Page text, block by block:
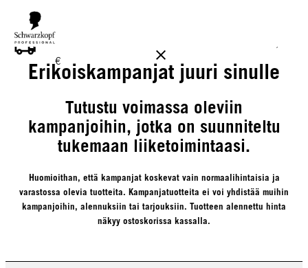
ILMAINEN TOIMITUS YLI 160 € TILAUKSIIN!
€
Erikoiskampanjat juuri sinulle
Tutustu voimassa oleviin
kampanjoihin, jotka on suunniteltu
tukemaan liiketoimintaasi.
Huomioithan, että kampanjat koskevat vain normaalihintaisia ja
varastossa olevia tuotteita. Kampanjatuotteita ei voi yhdistää muihin
kampanjoihin, alennuksiin tai tarjouksiin. Tuotteen alennettu hinta
näkyy ostoskorissa kassalla.